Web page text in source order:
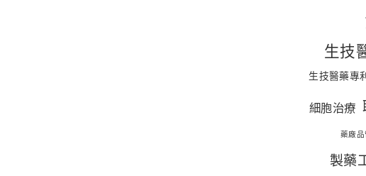
生技
生技醫藥專
細胞治療
藥廠
製藥